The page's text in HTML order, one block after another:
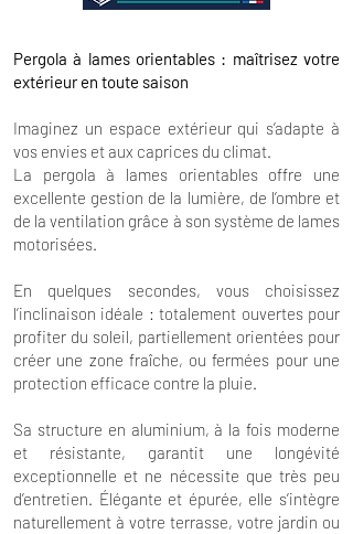
Pergola à lames orientables : maîtrisez votre
extérieur en toute saison
Imaginez un espace extérieur qui s’adapte à
vos envies et aux caprices du climat.
La pergola à lames orientables offre une
excellente gestion de la lumière, de l’ombre et
de la ventilation grâce à son système de lames
motorisées.
En quelques secondes, vous choisissez
l’inclinaison idéale : totalement ouvertes pour
profiter du soleil, partiellement orientées pour
créer une zone fraîche, ou fermées pour une
protection efficace contre la pluie.
Sa structure en aluminium, à la fois moderne
et résistante, garantit une longévité
exceptionnelle et ne nécessite que très peu
d’entretien. Élégante et épurée, elle s’intègre
naturellement à votre terrasse, votre jardin ou